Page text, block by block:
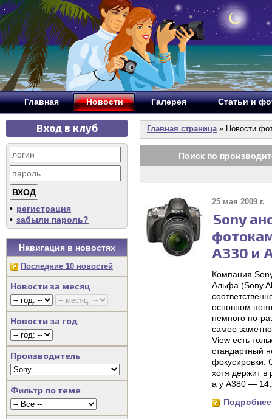
Главная Новости Галерея Статьи и
Вход в клуб
• регистрация
• забыли пароль?
Навигация в новостях
Последние 10 новостей
Новости за месяц
Новости за год
Производитель
Фильтр по теме
Главная страница» Новости
Поиск по
25 мая 2009 г.
Sony
A330 и
Компания
Альфа (Sony
основном
немного по-
самое
View есть
стандартный
фокусировки.
хотя держит
а у A380 —